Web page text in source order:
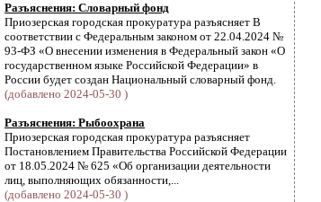
Разъяснения: Словарный фонд
Приозерская городская прокуратура разъясняет В
соответствии с Федеральным законом от 22.04.2024 №
93-ФЗ «О внесении изменения в Федеральный закон «О
государственном языке Российской Федерации» в
России будет создан Национальный словарный фонд.
(добавлено 2024-05-30 )
Разъяснения: Рыбоохрана
Приозерская городская прокуратура разъясняет
Постановлением Правительства Российской Федерации
от 18.05.2024 № 625 «Об организации деятельности
лиц, выполняющих обязанности,...
(добавлено 2024-05-30 )